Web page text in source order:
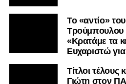
Το «αντίο»
Τρούμπουλου
«Κρατάμε τα
Ευχαριστώ
Τίτλοι τέλους
Γιώτη στον